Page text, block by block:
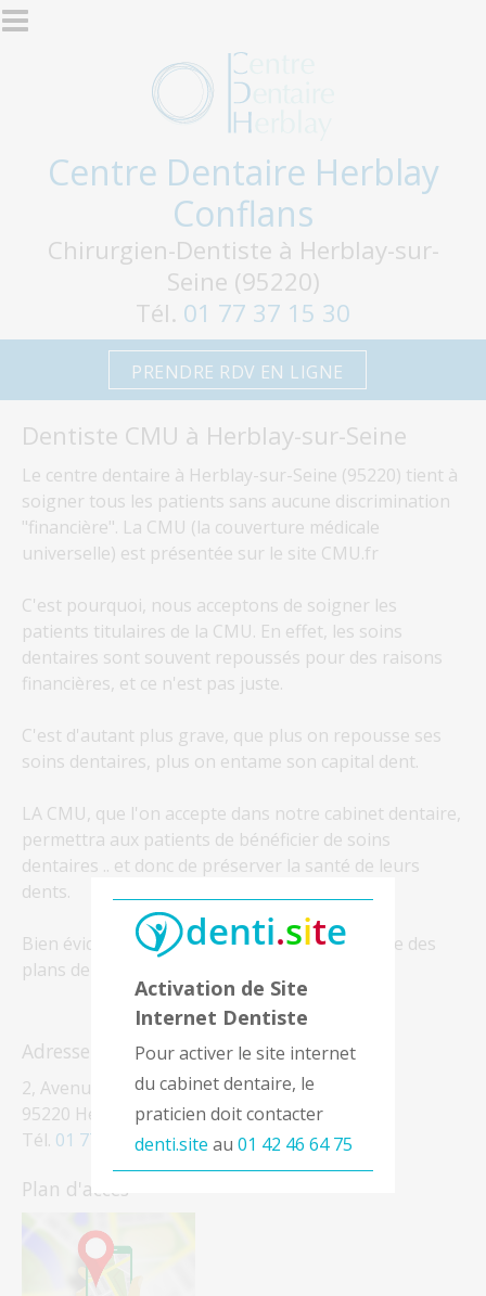
Aller au contenu principal
Centre Dentaire Herblay
Conflans
Chirurgien-Dentiste à Herblay-sur-
Seine (95220)
Tél. 01 77 37 15 30
PRENDRE RDV EN LIGNE
Dentiste CMU à Herblay-sur-Seine
Le centre dentaire à Herblay-sur-Seine (95220) tient à
soigner tous les patients sans aucune discrimination
"financière". La CMU (la couverture médicale
universelle) est présentée sur le site CMU.fr
C'est pourquoi, nous acceptons de soigner les
patients titulaires de la CMU. En effet, les soins
dentaires sont souvent repoussés pour des raisons
financières, et ce n'est pas juste.
C'est d'autant plus grave, que plus on repousse ses
soins dentaires, plus on entame son capital dent.
LA CMU, que l'on accepte dans notre cabinet dentaire,
permettra aux patients de bénéficier de soins
dentaires .. et donc de préserver la santé de leurs
dents.
Bien évidemment, nous mettons aussi en place des
plans de traitement avec les mutuelles.
Adresse
2, Avenue Philippe Seguin
95220 Herblay-sur-Seine
Tél. 01 77 37 15 30
Plan d'accès
Activation de Site
Internet Dentiste
Pour activer le site internet
du cabinet dentaire, le
praticien doit contacter
denti.site au 01 42 46 64 75